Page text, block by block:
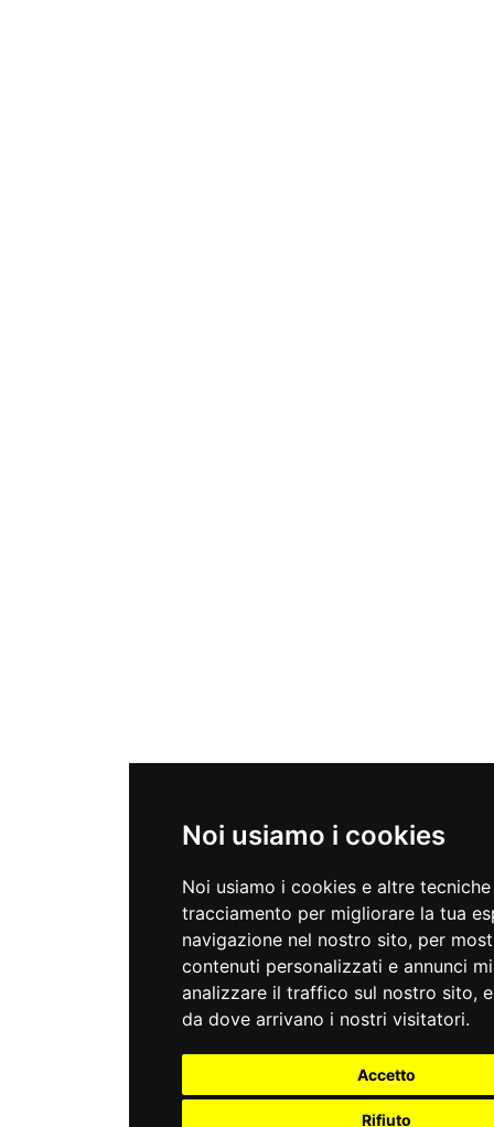
Noi usiamo i cookies
Noi usiamo i cookies e altre
tracciamento per migliorare la tua
navigazione nel nostro sito, per
contenuti personalizzati e annunci
analizzare il traffico sul nostro sito,
da dove arrivano i nostri visitatori.
Accetto
Rifiuto